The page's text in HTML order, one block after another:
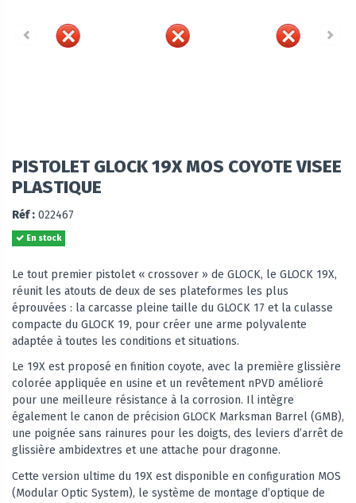
PISTOLET GLOCK 19X MOS COYOTE VISEE
PLASTIQUE
Réf : 022467
En stock
Le tout premier pistolet « crossover » de GLOCK, le GLOCK 19X,
réunit les atouts de deux de ses plateformes les plus
éprouvées : la carcasse pleine taille du GLOCK 17 et la culasse
compacte du GLOCK 19, pour créer une arme polyvalente
adaptée à toutes les conditions et situations.
Le 19X est proposé en finition coyote, avec la première glissière
colorée appliquée en usine et un revêtement nPVD amélioré
pour une meilleure résistance à la corrosion. Il intègre
également le canon de précision GLOCK Marksman Barrel (GMB),
une poignée sans rainures pour les doigts, des leviers d’arrêt de
glissière ambidextres et une attache pour dragonne.
Cette version ultime du 19X est disponible en configuration MOS
(Modular Optic System), le système de montage d’optique de